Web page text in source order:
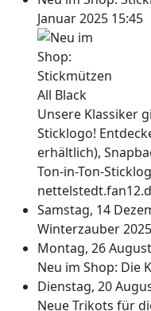
Januar 2025 15:45
Unsere Klassiker
Sticklogo!
erhältlich),
Ton-in-Ton-
Samstag, 14
Winterzauber 2025
Montag, 26
Neu im Shop: Die
Dienstag, 20
Neue Trikots für